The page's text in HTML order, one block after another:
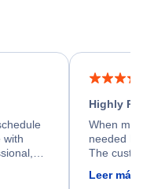
with
and
Highly
When my
needed
The
calm,
Leer más